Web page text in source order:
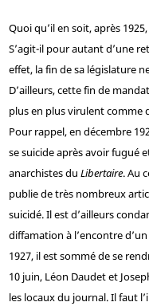
Quoi qu’il en soit, après
S’agit-il pour autant d’une
effet, la fin de sa législature
D’ailleurs, cette fin de
plus en plus virulent comme
Pour rappel, en décembre
se suicide après avoir fugué
anarchistes du Libertaire. Au
publie de très nombreux
suicidé. Il est d’ailleurs
diffamation à l’encontre
1927, il est sommé de se
10 juin, Léon Daudet et
les locaux du journal. Il faut